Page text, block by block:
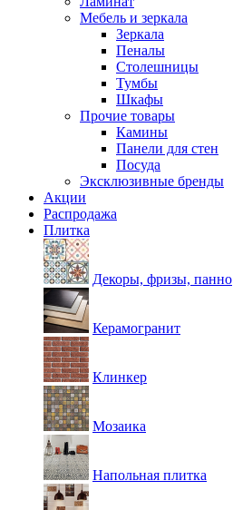
Мебель и зеркала
Зеркала
Пеналы
Столешницы
Тумбы
Шкафы
Прочие товары
Камины
Панели для стен
Посуда
Эксклюзивные бренды
Акции
Распродажа
Плитка
Декоры, фризы, панно
Керамогранит
Клинкер
Мозаика
Напольная плитка